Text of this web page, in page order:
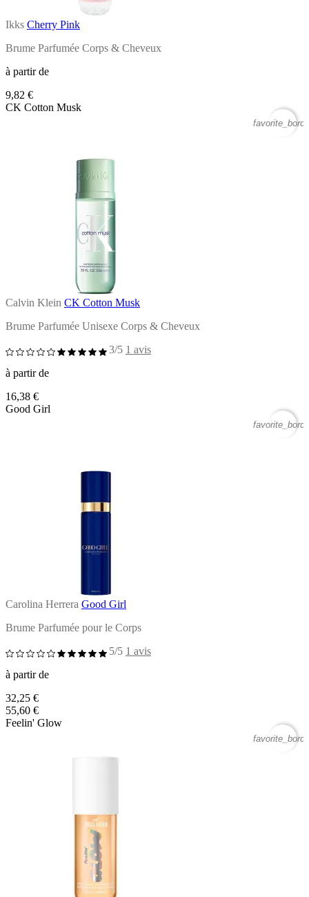
Ikks Cherry Pink
Brume Parfumée Corps & Cheveux
à partir de
9,82 €
CK Cotton Musk
Calvin Klein CK Cotton Musk
Brume Parfumée Unisexe Corps & Cheveux
3/5 1 avis
à partir de
16,38 €
Good Girl
Carolina Herrera Good Girl
Brume Parfumée pour le Corps
5/5 1 avis
à partir de
32,25 €
55,60 €
Feelin' Glow